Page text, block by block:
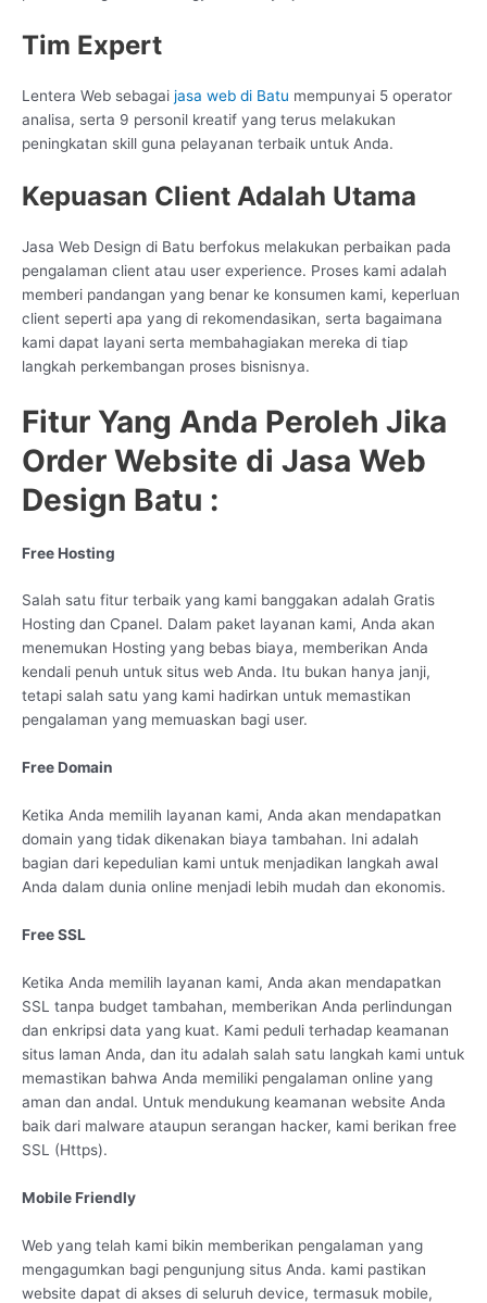
Tim Expert
Lentera Web sebagai jasa web di Batu mempunyai 5 operator
analisa, serta 9 personil kreatif yang terus melakukan
peningkatan skill guna pelayanan terbaik untuk Anda.
Kepuasan Client Adalah Utama
Jasa Web Design di Batu berfokus melakukan perbaikan pada
pengalaman client atau user experience. Proses kami adalah
memberi pandangan yang benar ke konsumen kami, keperluan
client seperti apa yang di rekomendasikan, serta bagaimana
kami dapat layani serta membahagiakan mereka di tiap
langkah perkembangan proses bisnisnya.
Fitur Yang Anda Peroleh Jika
Order Website di Jasa Web
Design Batu :
Free Hosting
Salah satu fitur terbaik yang kami banggakan adalah Gratis
Hosting dan Cpanel. Dalam paket layanan kami, Anda akan
menemukan Hosting yang bebas biaya, memberikan Anda
kendali penuh untuk situs web Anda. Itu bukan hanya janji,
tetapi salah satu yang kami hadirkan untuk memastikan
pengalaman yang memuaskan bagi user.
Free Domain
Ketika Anda memilih layanan kami, Anda akan mendapatkan
domain yang tidak dikenakan biaya tambahan. Ini adalah
bagian dari kepedulian kami untuk menjadikan langkah awal
Anda dalam dunia online menjadi lebih mudah dan ekonomis.
Free SSL
Ketika Anda memilih layanan kami, Anda akan mendapatkan
SSL tanpa budget tambahan, memberikan Anda perlindungan
dan enkripsi data yang kuat. Kami peduli terhadap keamanan
situs laman Anda, dan itu adalah salah satu langkah kami untuk
memastikan bahwa Anda memiliki pengalaman online yang
aman dan andal. Untuk mendukung keamanan website Anda
baik dari malware ataupun serangan hacker, kami berikan free
SSL (Https).
Mobile Friendly
Web yang telah kami bikin memberikan pengalaman yang
mengagumkan bagi pengunjung situs Anda. kami pastikan
website dapat di akses di seluruh device, termasuk mobile,